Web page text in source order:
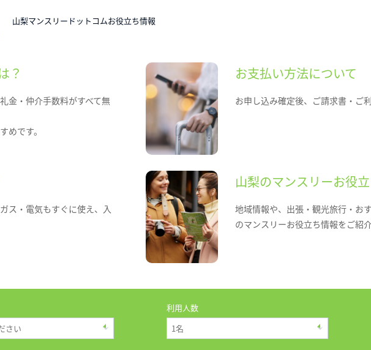
山梨マンスリードットコムお役立ち情報
？
金・仲介手数料がすべて無
めです。
お支払い方法について
お申し込み確定後、ご請求書・ご
ス・電気もすぐに使え、入
山梨のマンスリーお役
地域情報や、出張・観光旅行・お
のマンスリーお役立ち情報をご紹介
利用人数